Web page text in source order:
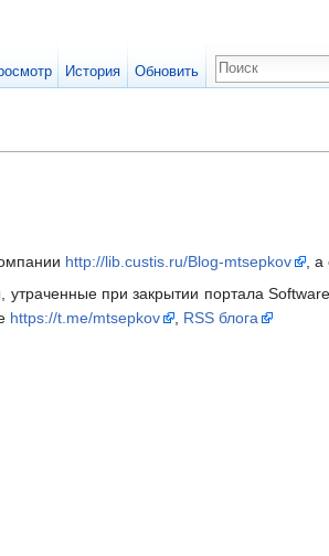
http://lib.custis.ru/Blog-mtsepkov
, а
при закрытии портала
https://t.me/mtsepkov , RSS блога
История Обновить